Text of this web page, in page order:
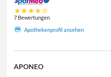
7 Bewertungen
Apothekenprofil ansehen
APONEO